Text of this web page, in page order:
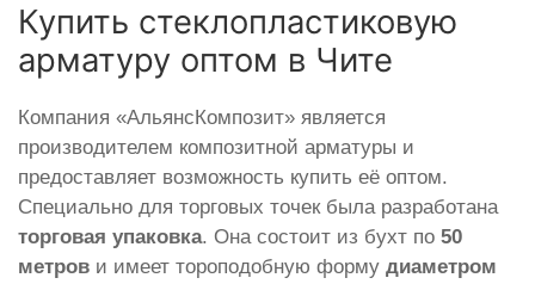
Купить стеклопластиковую
арматуру оптом в Чите
Компания «АльянсКомпозит» является
производителем композитной арматуры и
предоставляет возможность купить её оптом.
Специально для торговых точек была разработана
торговая упаковка. Она состоит из бухт по 50
метров и имеет тороподобную форму диаметром